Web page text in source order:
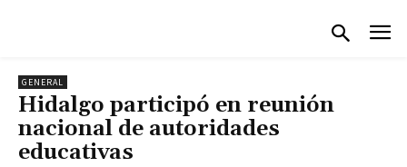
GENERAL
Hidalgo participó en reunión
nacional de autoridades
educativas